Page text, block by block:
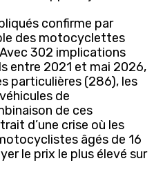
confirme par
des motocyclettes
302 implications
entre 2021 et mai 2026,
particulières (286), les
de
de ces
d’une crise où les
âgés de 16
le prix le plus élevé sur